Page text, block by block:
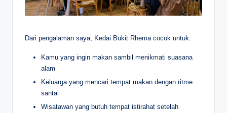
Dari pengalaman saya, Kedai Bukit Rhema cocok untuk:
Kamu yang ingin makan sambil menikmati suasana
alam
Keluarga yang mencari tempat makan dengan ritme
santai
Wisatawan yang butuh tempat istirahat setelah